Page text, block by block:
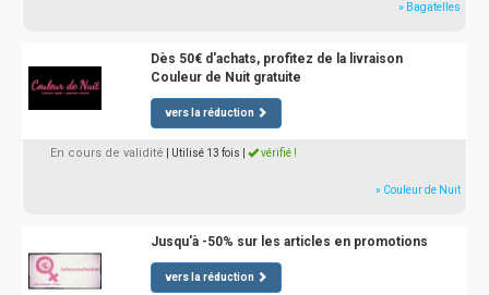
» Bagatelles
Dès 50€ d'achats, profitez de la livraison
Couleur de Nuit gratuite
vers la réduction
En cours de validité | Utilisé 13 fois vérifié !
» Couleur de Nuit
Jusqu'à -50% sur les articles en promotions
vers la réduction